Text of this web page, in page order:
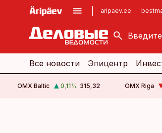
aripaev.ee
kinnisvarauudised.ee
logistikauudised.ee
Все новости Эпицентр
OMX Baltic 0,11% 315,32 OMX Riga